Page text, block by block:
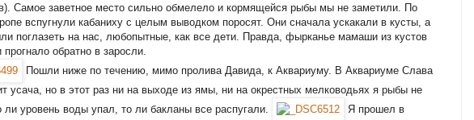
Самое заветное место сильно обмелело и кормящейся рыбы мы не заметили. По
вспугнули кабаниху с целым выводком поросят. Они сначала ускакали в кусты, а
поглазеть на нас, любопытные, как все дети. Правда, фырканье мамаши из кустов
прогнало обратно в заросли.
Пошли ниже по течению, мимо пролива Давида, к Аквариуму. В Аквариуме Слава
усача, но в этот раз ни на выходе из ямы, ни на окрестных мелководьях я рыбы не
ли уровень воды упал, то ли бакланы все распугали.
Я прошел в